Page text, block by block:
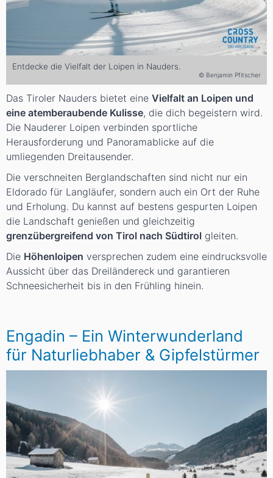
Entdecke die Vielfalt der Loipen in Nauders.
© Benjamin Pfitscher
Das Tiroler Nauders bietet eine Vielfalt an Loipen und
eine atemberaubende Kulisse, die dich begeistern wird.
Die Nauderer Loipen verbinden sportliche
Herausforderung und Panoramablicke auf die
umliegenden Dreitausender.
Die verschneiten Berglandschaften sind nicht nur ein
Eldorado für Langläufer, sondern auch ein Ort der Ruhe
und Erholung. Du kannst auf bestens gespurten Loipen
die Landschaft genießen und gleichzeitig
grenzübergreifend von Tirol nach Südtirol gleiten.
Die Höhenloipen versprechen zudem eine eindrucksvolle
Aussicht über das Dreiländereck und garantieren
Schneesicherheit bis in den Frühling hinein.
Engadin – Ein Winterwunderland
für Naturliebhaber & Gipfelstürmer